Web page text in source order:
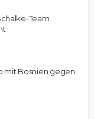
Team
mit Bosnien gegen